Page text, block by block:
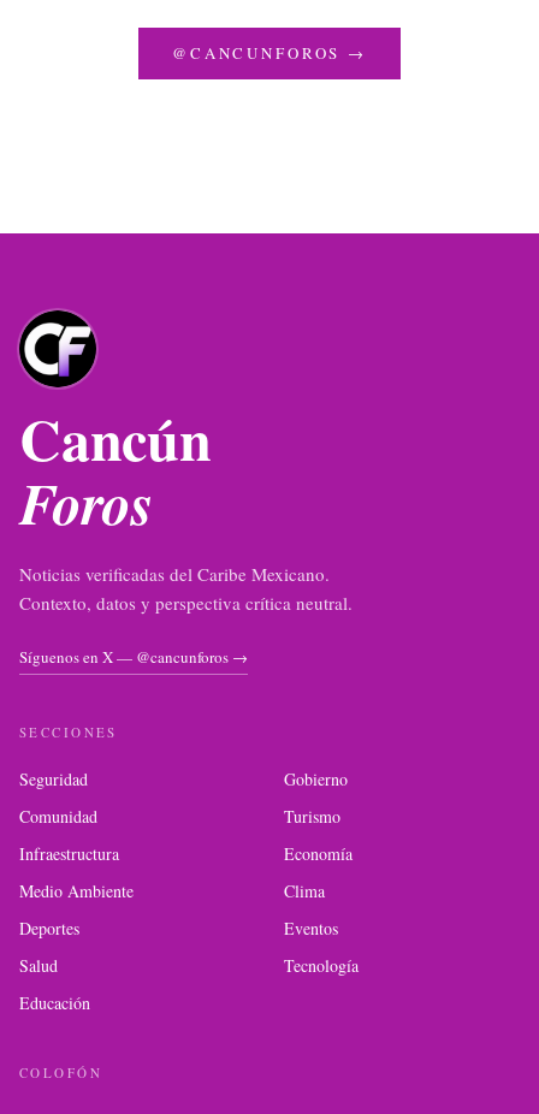
@CANCUNFOROS →
Cancún
Foros
Noticias verificadas del Caribe Mexicano.
Contexto, datos y perspectiva crítica neutral.
Síguenos en X — @cancunforos →
SECCIONES
Seguridad
Gobierno
Comunidad
Turismo
Infraestructura
Economía
Medio Ambiente
Clima
Deportes
Eventos
Salud
Tecnología
Educación
COLOFÓN